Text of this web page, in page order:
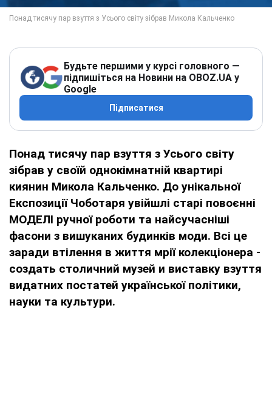
Будьте першими у курсі головного —
підпишіться на Новини на OBOZ.UA у
Google
Підписатися
Понад тисячу пар взуття з Усього світу
зібрав у своїй однокімнатній квартирі
киянин Микола Кальченко. До унікальної
Експозиції Чоботаря увійшлі старі повоєнні
МОДЕЛІ ручної роботи та найсучасніші
фасони з вишуканих будинків моди. Всі це
заради втілення в життя мрії колекціонера -
создать столичний музей и виставку взуття
видатних постатей української політики,
науки та культури.